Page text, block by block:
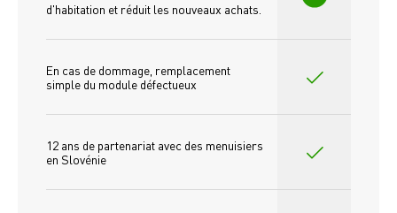
d'habitation et réduit les nouveaux achats.
En cas de dommage, remplacement
simple du module défectueux
12 ans de partenariat avec des menuisiers
en Slovénie